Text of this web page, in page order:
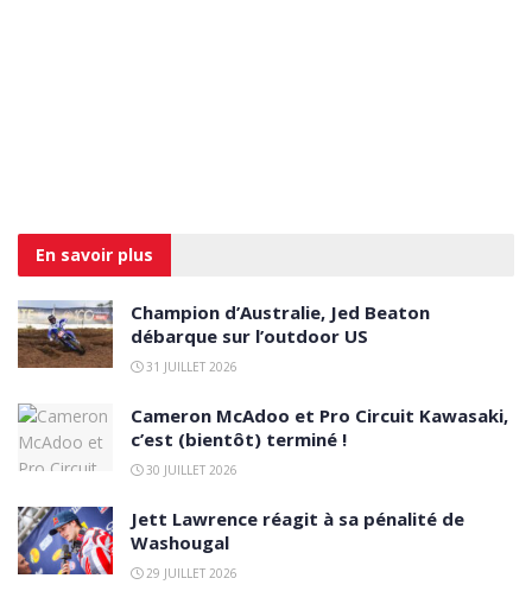
En savoir plus
Champion d’Australie, Jed Beaton
débarque sur l’outdoor US
31 JUILLET 2026
Cameron McAdoo et Pro Circuit Kawasaki,
c’est (bientôt) terminé !
30 JUILLET 2026
Jett Lawrence réagit à sa pénalité de
Washougal
29 JUILLET 2026